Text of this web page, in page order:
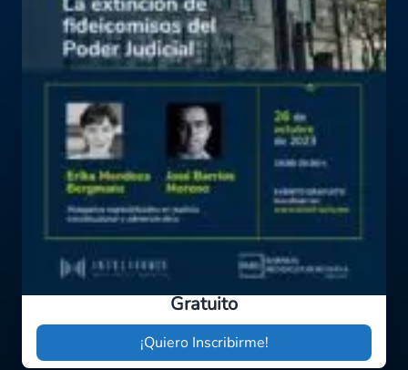
Gratuito
¡Quiero Inscribirme!